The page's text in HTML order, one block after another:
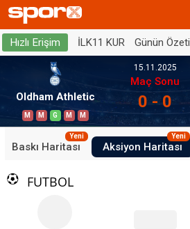
Hızlı Erişim İLK11 KUR Günün Özeti
Oldham Athletic
M M G M M
15.11.2025
Maç Sonu
0 - 0
Baskı Haritası
Yeni
Aksiyon Haritası
Yeni
FUTBOL